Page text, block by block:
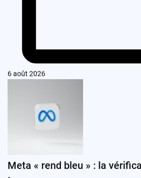
6 août 2026
Meta « rend bleu » : la